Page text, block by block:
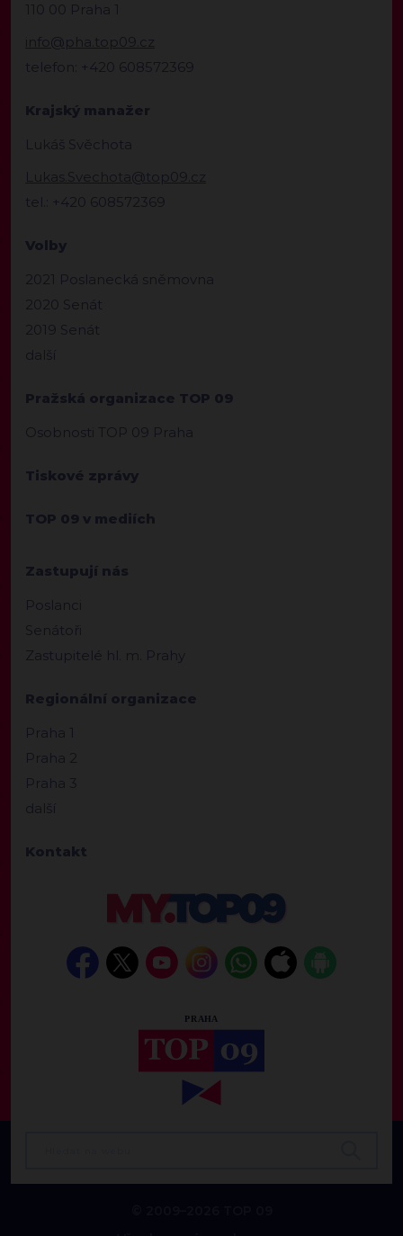
110 00 Praha 1
info@pha.top09.cz
telefon: +420 608572369
Krajský manažer
Lukáš Svěchota
Lukas.Svechota@top09.cz
tel.: +420 608572369
Volby
2021 Poslanecká sněmovna
2020 Senát
2019 Senát
další
Pražská organizace TOP 09
Osobnosti TOP 09 Praha
Tiskové zprávy
TOP 09 v mediích
Zastupují nás
Poslanci
Senátoři
Zastupitelé hl. m. Prahy
Regionální organizace
Praha 1
Praha 2
Praha 3
další
Kontakt